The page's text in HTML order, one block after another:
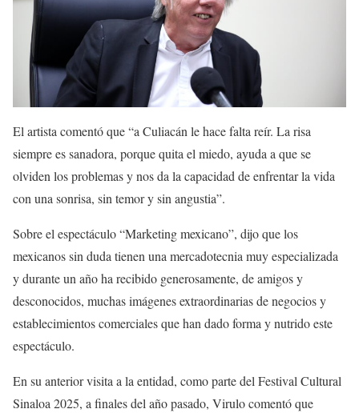
El artista comentó que “a Culiacán le hace falta reír. La risa
siempre es sanadora, porque quita el miedo, ayuda a que se
olviden los problemas y nos da la capacidad de enfrentar la vida
con una sonrisa, sin temor y sin angustia”.
Sobre el espectáculo “Marketing mexicano”, dijo que los
mexicanos sin duda tienen una mercadotecnia muy especializada
y durante un año ha recibido generosamente, de amigos y
desconocidos, muchas imágenes extraordinarias de negocios y
establecimientos comerciales que han dado forma y nutrido este
espectáculo.
En su anterior visita a la entidad, como parte del Festival Cultural
Sinaloa 2025, a finales del año pasado, Virulo comentó que